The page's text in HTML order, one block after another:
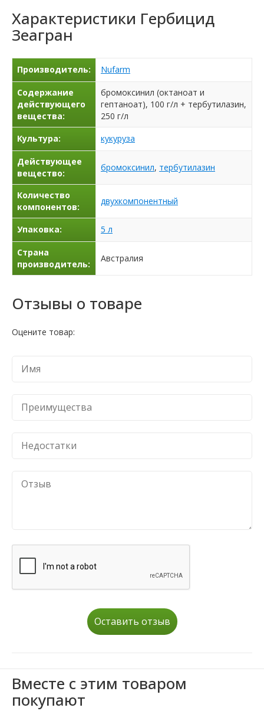
Характеристики Гербицид
Зеагран
Производитель: Nufarm
Содержание
действующего
вещества:
бромоксинил (октаноат и
гептаноат), 100 г/л + тербутилазин,
250 г/л
Культура:
кукуруза
Действующее
вещество:
бромоксинил, тербутилазин
Количество
компонентов:
двухкомпонентный
Упаковка: 5 л
Страна
производитель:
Австралия
Отзывы о товаре
Оцените товар:
Оставить отзыв
Вместе с этим товаром
покупают